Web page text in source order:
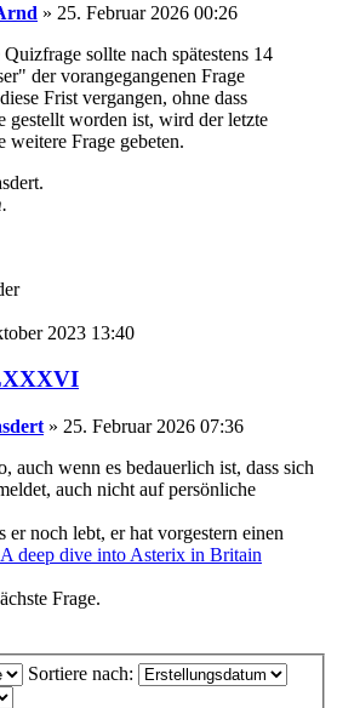
» 25. Februar 2026 00:26
sollte nach spätestens 14
der vorangegangenen Frage
Frist vergangen, ohne dass
gestellt worden ist, wird der letzte
weitere Frage gebeten.
2023 13:40
» 25. Februar 2026 07:36
auch wenn es bedauerlich ist, dass sich
auch nicht auf persönliche
er noch lebt, er hat vorgestern einen
deep dive into Asterix in Britain
Frage.
Sortiere nach: